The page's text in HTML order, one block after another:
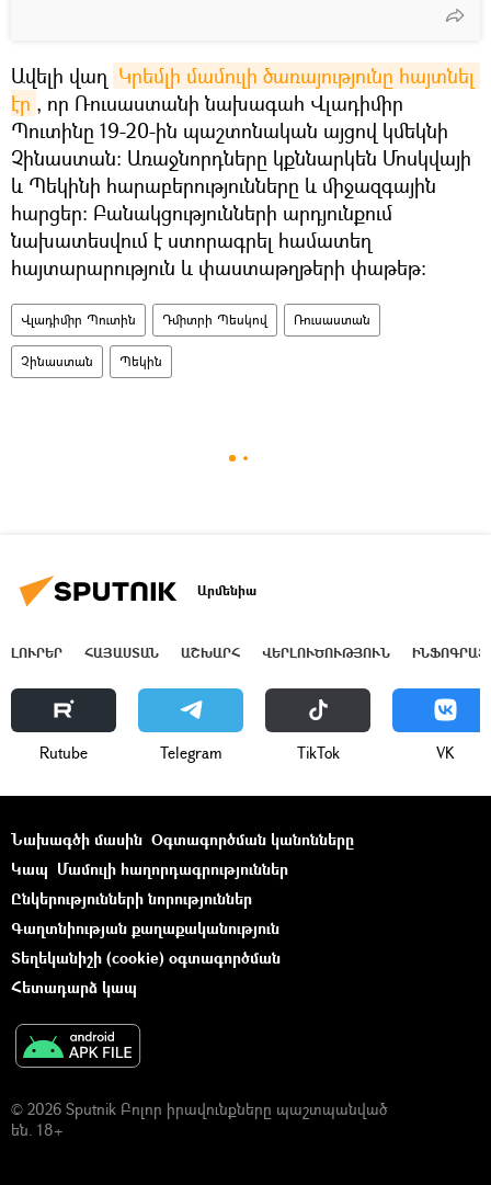
Ավելի վաղ Կրեմլի մամուլի ծառայությունը հայտնել
էր , որ Ռուսաստանի նախագահ Վլադիմիր
Պուտինը 19-20-ին պաշտոնական այցով կմեկնի
Չինաստան։ Առաջնորդները կքննարկեն Մոսկվայի
և Պեկինի հարաբերությունները և միջազգային
հարցեր։ Բանակցությունների արդյունքում
նախատեսվում է ստորագրել համատեղ
հայտարարություն և փաստաթղթերի փաթեթ:
Վլադիմիր Պուտին Դմիտրի Պեսկով Ռուսաստան
Չինաստան Պեկին
Արմենիա
ԼՈՒՐԵՐ ՀԱՅԱՍՏԱՆ ԱՇԽԱՐՀ ՎԵՐԼՈՒԾՈՒԹՅՈՒՆ
Rutube Telegram ТikТоk VK
Նախագծի մասին Օգտագործման կանոնները
Կապ Մամուլի հաղորդագրություններ
Ընկերությունների նորություններ
Գաղտնիության քաղաքականություն
Տեղեկանիշի (cookie) օգտագործման
Հետադարձ կապ
© 2026 Sputnik Բոլոր իրավունքները պաշտպանված
են. 18+